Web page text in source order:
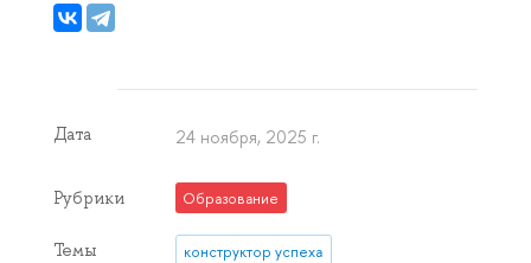
Дата 24 ноября, 2025 г.
Рубрики Образование
Темы конструктор успеха